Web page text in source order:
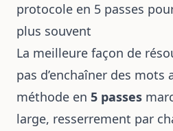
protocole en 5 passes
plus souvent
La meilleure façon de
pas d’enchaîner des mots
méthode en 5 passes
large, resserrement par